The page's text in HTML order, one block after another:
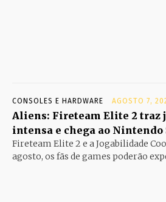
CONSOLES E HARDWARE AGOSTO 7,
Aliens: Fireteam Elite 2 traz
intensa e chega ao Nintendo
Fireteam Elite 2 e a Jogabilidade
agosto, os fãs de games poderão